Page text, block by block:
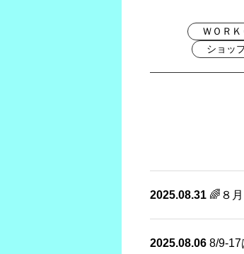
ＷＯＲ
ショッ
2025.08.31 🌈８
2025.08.06 8/9-17